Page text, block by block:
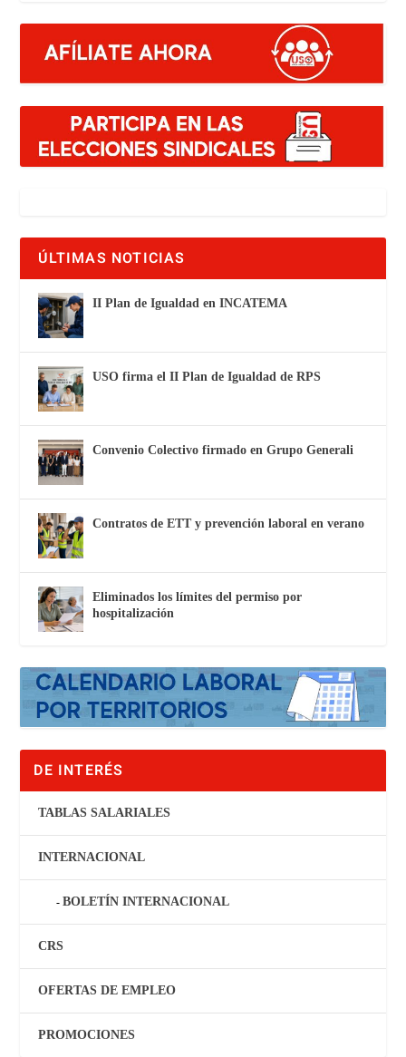
ÚLTIMAS NOTICIAS
II Plan de Igualdad en INCATEMA
USO firma el II Plan de Igualdad de RPS
Convenio Colectivo firmado en Grupo Generali
Contratos de ETT y prevención laboral en verano
Eliminados los límites del permiso por
hospitalización
DE INTERÉS
TABLAS SALARIALES
INTERNACIONAL
BOLETÍN INTERNACIONAL
CRS
OFERTAS DE EMPLEO
PROMOCIONES